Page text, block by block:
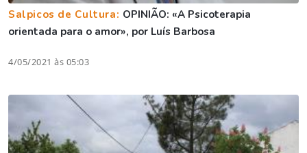
Salpicos de Cultura: OPINIÃO: «A Psicoterapia
orientada para o amor», por Luís Barbosa
4/05/2021 às 05:03